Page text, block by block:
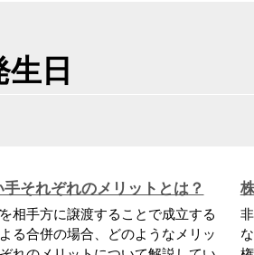
日
それぞれのメリットとは？
相手方に譲渡することで成立する
る合併の場合、どのようなメリッ